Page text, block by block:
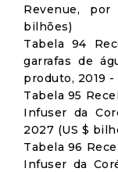
Revenue,
bilhões)
Tabela 94
garrafas de
produto, 2019
Tabela 95
Infuser da
2027 (US $
Tabela 96
Infuser da